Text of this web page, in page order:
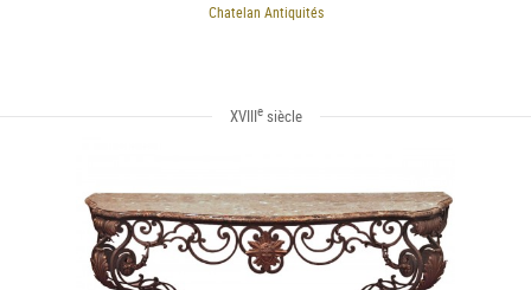
Chatelan Antiquités
XVIIIesiècle